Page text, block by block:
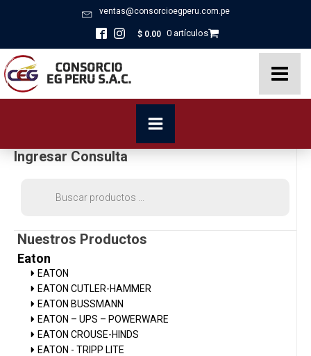
ventas@consorcioegperu.com.pe
$ 0.00 0 artículos
Ingresar Consulta
Nuestros Productos
Eaton
EATON
EATON CUTLER-HAMMER
EATON BUSSMANN
EATON – UPS – POWERWARE
EATON CROUSE-HINDS
EATON - TRIPP LITE